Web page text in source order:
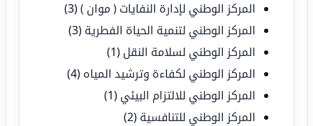
المركز الوطني لإدارة النفايات ( موان )(3)
المركز الوطني لتنمية الحياة الفطرية (3)
المركز الوطني لسلامة النقل (1)
المركز الوطني لكفاءة وترشيد المياه (4)
المركز الوطني للالتزام البيئي (1)
المركز الوطني للتنافسية (2)